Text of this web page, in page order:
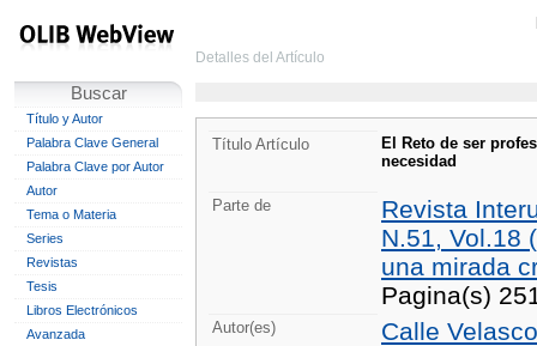
Buscar
Título y Autor
Palabra Clave General
Palabra Clave por Autor
Autor
Tema o Materia
Series
Revistas
Tesis
Libros Electrónicos
Avanzada
Detalles del Artículo
Título Artículo
El Reto de ser
necesidad
Parte de
Revista
N.51, Vol.18
una mirada
Pagina(s)
Autor(es) Calle